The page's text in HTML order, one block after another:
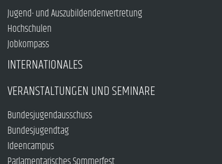
Jugend- und Auszubildendenvertretung
Hochschulen
Jobkompass
INTERNATIONALES
VERANSTALTUNGEN UND SEMINARE
Bundesjugendausschuss
Bundesjugendtag
Ideencampus